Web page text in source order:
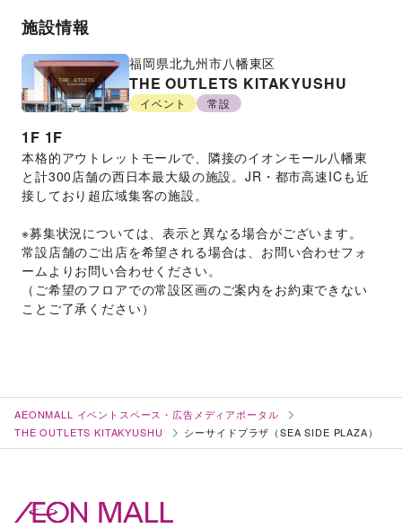
施設情報
福岡県北九州市八幡東区
THE OUTLETS KITAKYUSHU
イベント 常設
1F 1F
本格的アウトレットモールで、隣接のイオンモール八幡東
と計300店舗の西日本最大級の施設。JR・都市高速ICも近
接しており超広域集客の施設。
※募集状況については、表示と異なる場合がございます。
常設店舗のご出店を希望される場合は、お問い合わせフォ
ームよりお問い合わせください。
（ご希望のフロアでの常設区画のご案内をお約束できない
ことご了承ください）
AEONMALL イベントスペース・広告メディアポータル
THE OUTLETS KITAKYUSHU
シーサイドプラザ（SEA SIDE PLAZA）